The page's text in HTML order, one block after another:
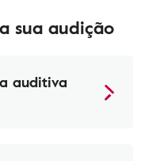
sua audição
auditiva